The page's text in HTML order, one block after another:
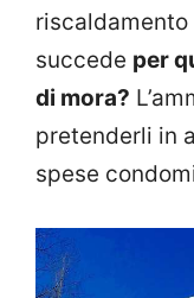
succede per
di mora?
pretenderli in
spese